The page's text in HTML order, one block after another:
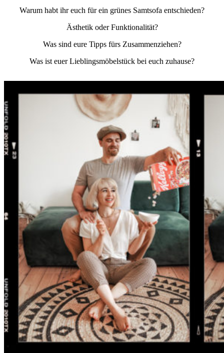
Warum habt ihr euch für ein grünes Samtsofa entschieden?
Ästhetik oder Funktionalität?
Was sind eure Tipps fürs Zusammenziehen?
Was ist euer Lieblingsmöbelstück bei euch zuhause?